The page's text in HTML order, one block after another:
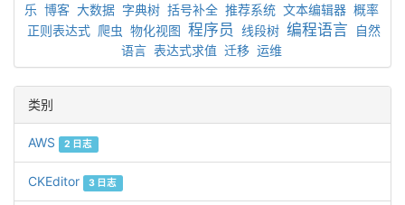
乐 博客 大数据 字典树 括号补全 推荐系统 文本编辑器 概率
正则表达式 爬虫 物化视图 程序员 线段树 编程语言
自然
语言 表达式求值 迁移 运维
类别
AWS 2 日志
CKEditor 3 日志